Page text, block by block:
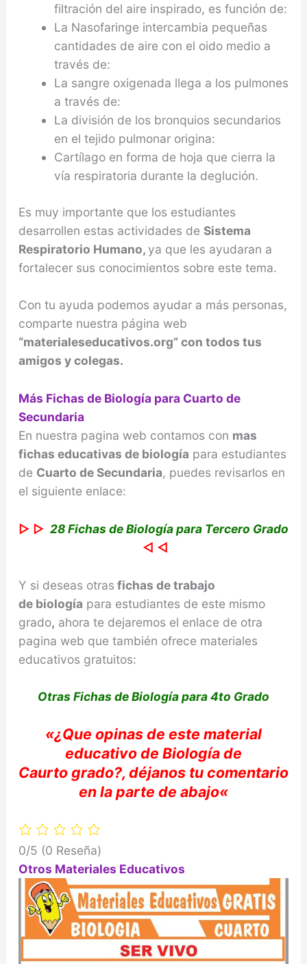
filtración del aire inspirado, es función de:
La Nasofaringe intercambia pequeñas
cantidades de aire con el oido medio a
través de:
La sangre oxigenada llega a los pulmones
a través de:
La división de los bronquios secundarios
en el tejido pulmonar origina:
Cartílago en forma de hoja que cierra la
vía respiratoria durante la deglución.
Es muy importante que los estudiantes
desarrollen estas actividades de Sistema
Respiratorio Humano, ya que les ayudaran a
fortalecer sus conocimientos sobre este tema.
Con tu ayuda podemos ayudar a más personas,
comparte nuestra página web
“materialeseducativos.org” con todos tus
amigos y colegas.
Más Fichas de Biología para Cuarto de
Secundaria
En nuestra pagina web contamos con mas
fichas educativas de biología para estudiantes
de Cuarto de Secundaria, puedes revisarlos en
el siguiente enlace:
▷ ▷ 28 Fichas de Biología para Tercero Grado
◁ ◁
Y si deseas otras fichas de trabajo
de biología para estudiantes de este mismo
grado, ahora te dejaremos el enlace de otra
pagina web que también ofrece materiales
educativos gratuitos:
Otras Fichas de Biología para 4to Grado
«¿Que opinas de este material
educativo de Biologíade
Caurtogrado?, déjanos tucomentario
en la parte de abajo«
0/5 (0 Reseña)
Otros Materiales Educativos